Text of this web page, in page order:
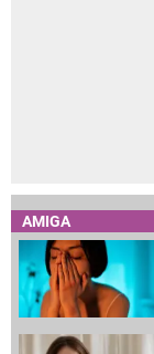
AMIGA